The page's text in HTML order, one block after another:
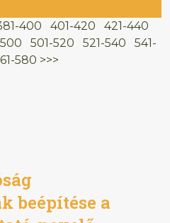
beépítése a
400 401-420
421-440
501-520 521-540
541-
580 >>>